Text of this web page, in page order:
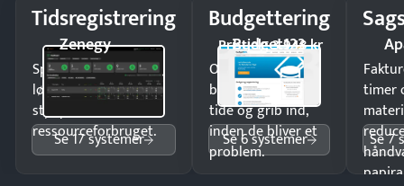
Tidsregistrering
Zenegy
Spar tid på
lønberegning og få
styr på
ressourceforbruget.
Se 17 systemer
Budgettering
Budget123
Pristjek: 3.948 kr
Opdag
budgetafvigelser i
tide og grib ind,
inden de bliver et
problem.
Se 6 systemer
timer
Se 7